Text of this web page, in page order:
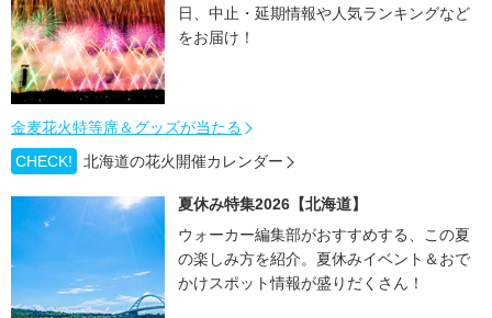
日、中止・延期情報や人気ランキングなど
をお届け！
金麦花火特等席＆グッズが当たる
CHECK!
北海道の花火開催カレンダー
夏休み特集2026【北海道】
ウォーカー編集部がおすすめする、この夏
の楽しみ方を紹介。夏休みイベント＆おで
かけスポット情報が盛りだくさん！